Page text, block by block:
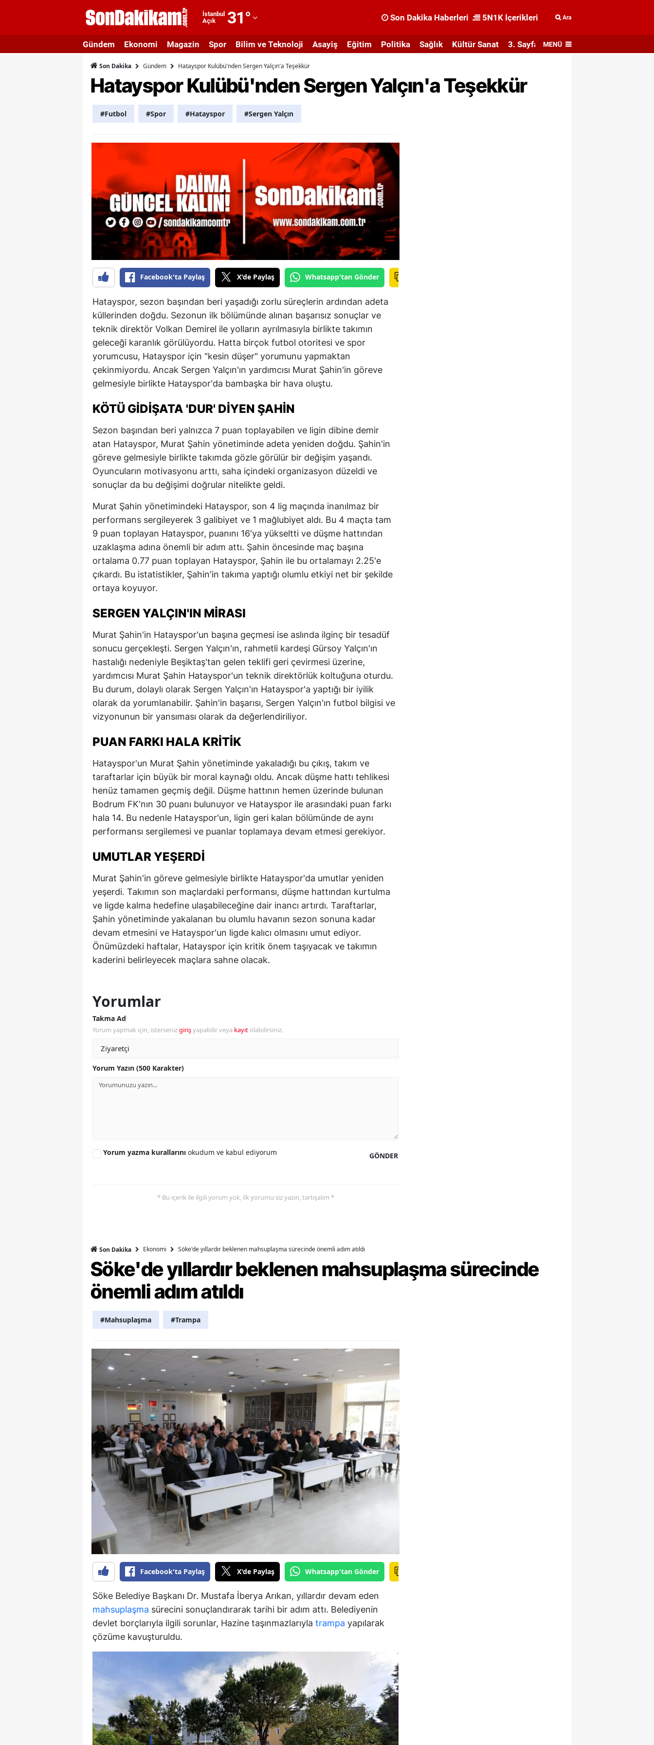
İstanbul
Açık
31°
Adıyaman
Afyonkarahisar
Ağrı
Aydın
Balıkesir
Bilecik
Bingöl
Bitlis
Bolu
Burdur
Bursa
Çanakkale
Çankırı
Çorum
Denizli
Diyarbakır
Edirne
Elazığ
Erzincan
Erzurum
Eskişehir
Gaziantep
Giresun
Hakkari
Isparta
Mersin
İstanbul
İzmir
Kastamonu
Kayseri
Kırklareli
Kırşehir
Kocaeli
Malatya
Manisa
Kahramanmaraş
Mardin
Niğde
Tunceli
Şanlıurfa
Uşak
Zonguldak
Bayburt
Karaman
Kırıkkale
Batman
Şırnak
Bartın
Ardahan
Iğdır
Karabük
Osmaniye
Düzce
Son Dakika Haberleri 5N1K İçerikleri Ara
Gündem Ekonomi Magazin Spor Bilim ve Teknoloji Asayiş Eğitim Politika Sağlık Kültür Sanat 3. Sayfa MENÜ
Son Dakika Gündem Hatayspor Kulübü'nden Sergen Yalçın'a Teşekkür
Hatayspor Kulübü'nden Sergen Yalçın'a Teşekkür
#Futbol #Spor #Hatayspor #Sergen Yalçın
Facebook'ta Paylaş X'de Paylaş Whatsapp'tan Gönder
Hatayspor, sezon başından beri yaşadığı zorlu süreçlerin ardından adeta
küllerinden doğdu. Sezonun ilk bölümünde alınan başarısız sonuçlar ve
teknik direktör Volkan Demirel ile yolların ayrılmasıyla birlikte takımın
geleceği karanlık görülüyordu. Hatta birçok futbol otoritesi ve spor
yorumcusu, Hatayspor için "kesin düşer" yorumunu yapmaktan
çekinmiyordu. Ancak Sergen Yalçın'ın yardımcısı Murat Şahin'in göreve
gelmesiyle birlikte Hatayspor'da bambaşka bir hava oluştu.
KÖTÜ GIDIŞATA 'DUR' DIYEN ŞAHIN
Sezon başından beri yalnızca 7 puan toplayabilen ve ligin dibine demir
atan Hatayspor, Murat Şahin yönetiminde adeta yeniden doğdu. Şahin'in
göreve gelmesiyle birlikte takımda gözle görülür bir değişim yaşandı.
Oyuncuların motivasyonu arttı, saha içindeki organizasyon düzeldi ve
sonuçlar da bu değişimi doğrular nitelikte geldi.
Murat Şahin yönetimindeki Hatayspor, son 4 lig maçında inanılmaz bir
performans sergileyerek 3 galibiyet ve 1 mağlubiyet aldı. Bu 4 maçta tam
9 puan toplayan Hatayspor, puanını 16'ya yükseltti ve düşme hattından
uzaklaşma adına önemli bir adım attı. Şahin öncesinde maç başına
ortalama 0.77 puan toplayan Hatayspor, Şahin ile bu ortalamayı 2.25'e
çıkardı. Bu istatistikler, Şahin'in takıma yaptığı olumlu etkiyi net bir şekilde
ortaya koyuyor.
SERGEN YALÇIN'IN MIRASI
Murat Şahin'in Hatayspor'un başına geçmesi ise aslında ilginç bir tesadüf
sonucu gerçekleşti. Sergen Yalçın'ın, rahmetli kardeşi Gürsoy Yalçın'ın
hastalığı nedeniyle Beşiktaş'tan gelen teklifi geri çevirmesi üzerine,
yardımcısı Murat Şahin Hatayspor'un teknik direktörlük koltuğuna oturdu.
Bu durum, dolaylı olarak Sergen Yalçın'ın Hatayspor'a yaptığı bir iyilik
olarak da yorumlanabilir. Şahin'in başarısı, Sergen Yalçın'ın futbol bilgisi ve
vizyonunun bir yansıması olarak da değerlendiriliyor.
PUAN FARKI HALA KRITIK
Hatayspor'un Murat Şahin yönetiminde yakaladığı bu çıkış, takım ve
taraftarlar için büyük bir moral kaynağı oldu. Ancak düşme hattı tehlikesi
henüz tamamen geçmiş değil. Düşme hattının hemen üzerinde bulunan
Bodrum FK'nın 30 puanı bulunuyor ve Hatayspor ile arasındaki puan farkı
hala 14. Bu nedenle Hatayspor'un, ligin geri kalan bölümünde de aynı
performansı sergilemesi ve puanlar toplamaya devam etmesi gerekiyor.
UMUTLAR YEŞERDI
Murat Şahin'in göreve gelmesiyle birlikte Hatayspor'da umutlar yeniden
yeşerdi. Takımın son maçlardaki performansı, düşme hattından kurtulma
ve ligde kalma hedefine ulaşabileceğine dair inancı artırdı. Taraftarlar,
Şahin yönetiminde yakalanan bu olumlu havanın sezon sonuna kadar
devam etmesini ve Hatayspor'un ligde kalıcı olmasını umut ediyor.
Önümüzdeki haftalar, Hatayspor için kritik önem taşıyacak ve takımın
kaderini belirleyecek maçlara sahne olacak.
Yorumlar
Takma Ad
Yorum yapmak için, istersenizgirişyapabilir veya kayıt olabilirsiniz.
Yorum Yazın (500 Karakter)
GÖNDER
Yorum yazma kurallarını okudum ve kabul ediyorum
* Bu içerik ile ilgili yorum yok, ilk yorumu siz yazın, tartışalım *
Son Dakika Ekonomi Söke'de yıllardır beklenen mahsuplaşma sürecinde önemli adım atıldı
Söke'de yıllardır beklenen mahsuplaşma sürecinde
önemli adım atıldı
#Mahsuplaşma #Trampa
Facebook'ta Paylaş X'de Paylaş Whatsapp'tan Gönder
Söke Belediye Başkanı Dr. Mustafa İberya Arıkan, yıllardır devam eden
mahsuplaşma sürecini sonuçlandırarak tarihi bir adım attı. Belediyenin
devlet borçlarıyla ilgili sorunlar, Hazine taşınmazlarıyla trampa yapılarak
çözüme kavuşturuldu.